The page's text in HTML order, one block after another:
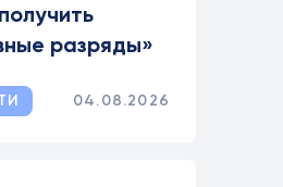
разряды»
04.08.2026